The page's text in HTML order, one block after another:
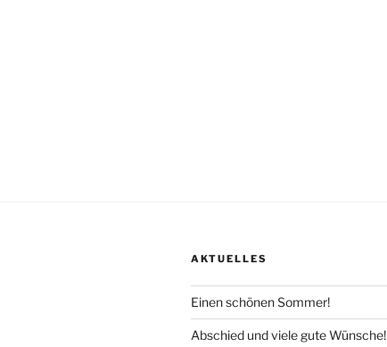
AKTUELLES
Einen schönen Sommer!
Abschied und viele gute Wünsche!